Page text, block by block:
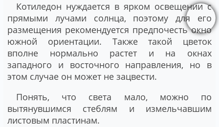
Котиледон нуждается в ярком освещении с
прямыми лучами солнца, поэтому для его
размещения рекомендуется предпочесть окно
южной ориентации. Также такой цветок
вполне нормально растет и на окнах
западного и восточного направления, но в
этом случае он может не зацвести.
Понять, что света мало, можно по
вытянувшимся стеблям и измельчавшим
листовым пластинам.